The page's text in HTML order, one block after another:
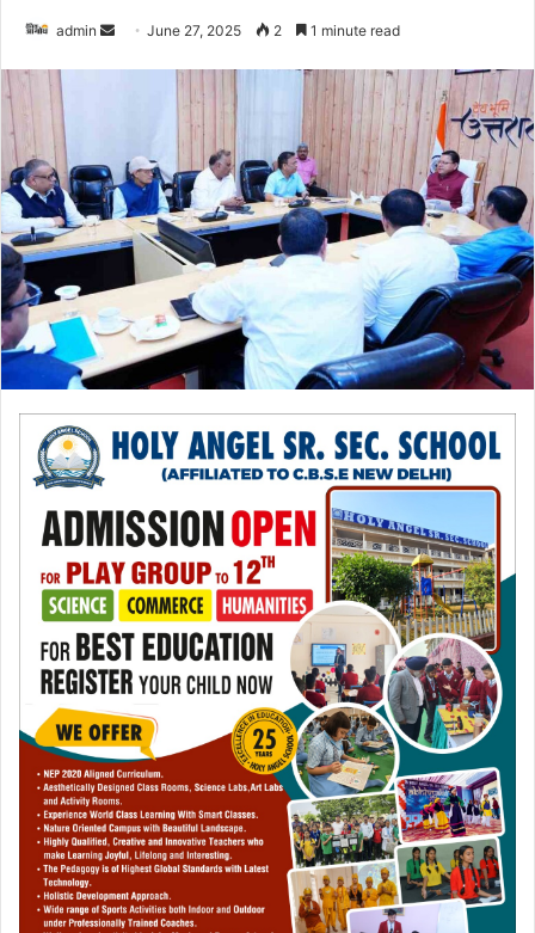
admin
e
m
i
June 27, 2025 2 1 minute read